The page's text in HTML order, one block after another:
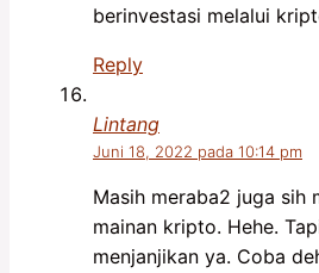
berinvestasi melalui
Reply
Lintang
Juni 18, 2022 pada 10:14 pm
Masih meraba2 juga sih
mainan kripto. Hehe.
menjanjikan ya. Coba